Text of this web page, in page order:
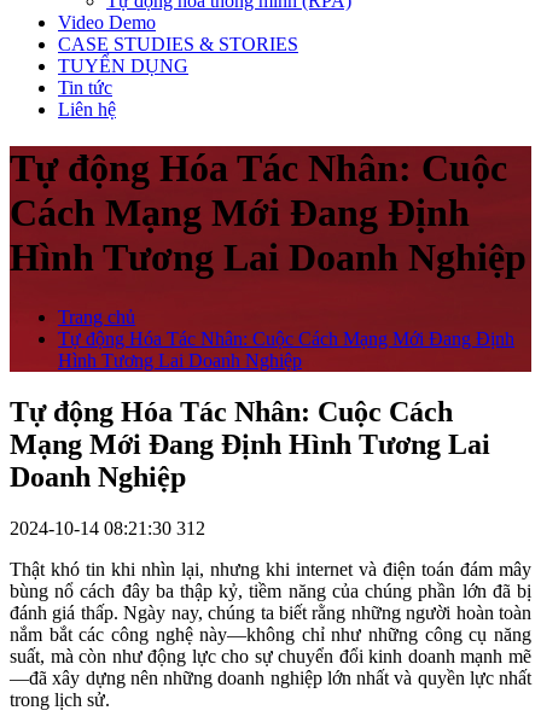
Video Demo
CASE STUDIES & STORIES
TUYỂN DỤNG
Tin tức
Liên hệ
Tự động Hóa Tác Nhân: Cuộc
Cách Mạng Mới Đang Định
Hình Tương Lai Doanh Nghiệp
Trang chủ
Tự động Hóa Tác Nhân: Cuộc Cách Mạng Mới Đang Định
Hình Tương Lai Doanh Nghiệp
Tự động Hóa Tác Nhân: Cuộc Cách
Mạng Mới Đang Định Hình Tương Lai
Doanh Nghiệp
2024-10-14 08:21:30 312
Thật khó tin khi nhìn lại, nhưng khi internet và điện toán đám mây
bùng nổ cách đây ba thập kỷ, tiềm năng của chúng phần lớn đã bị
đánh giá thấp. Ngày nay, chúng ta biết rằng những người hoàn toàn
nắm bắt các công nghệ này—không chỉ như những công cụ năng
suất, mà còn như động lực cho sự chuyển đổi kinh doanh mạnh mẽ
—đã xây dựng nên những doanh nghiệp lớn nhất và quyền lực nhất
trong lịch sử.